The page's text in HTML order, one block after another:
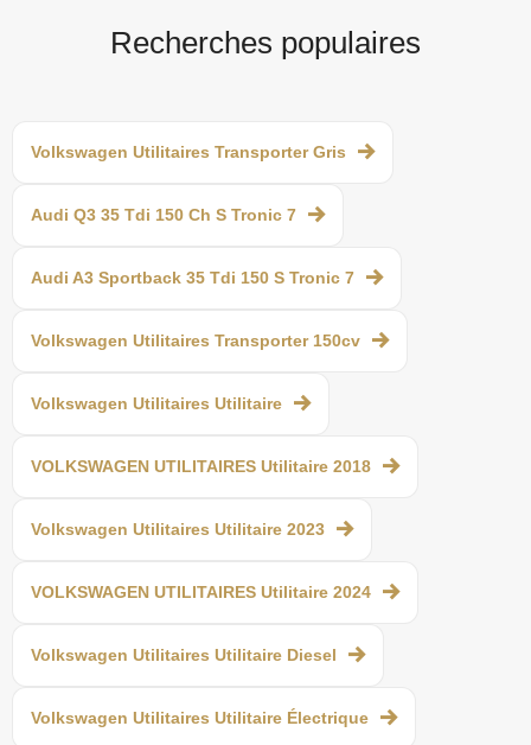
Recherches populaires
Volkswagen Utilitaires Transporter Gris
Audi Q3 35 Tdi 150 Ch S Tronic 7
Audi A3 Sportback 35 Tdi 150 S Tronic 7
Volkswagen Utilitaires Transporter 150cv
Volkswagen Utilitaires Utilitaire
VOLKSWAGEN UTILITAIRES Utilitaire 2018
Volkswagen Utilitaires Utilitaire 2023
VOLKSWAGEN UTILITAIRES Utilitaire 2024
Volkswagen Utilitaires Utilitaire Diesel
Volkswagen Utilitaires Utilitaire Électrique